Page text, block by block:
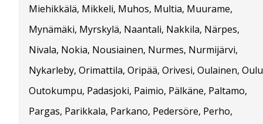
Miehikkälä, Mikkeli, Muhos, Multia, Muurame,
Mynämäki, Myrskylä, Naantali, Nakkila, Närpes,
Nivala, Nokia, Nousiainen, Nurmes, Nurmijärvi,
Nykarleby, Orimattila, Oripää, Orivesi, Oulainen,
Outokumpu, Padasjoki, Paimio, Pälkäne, Paltamo,
Pargas, Parikkala, Parkano, Pedersöre, Perho,